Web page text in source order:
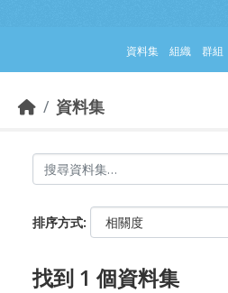
資料集 組織 群組
資料集
排序方式
找到 1 個資料集